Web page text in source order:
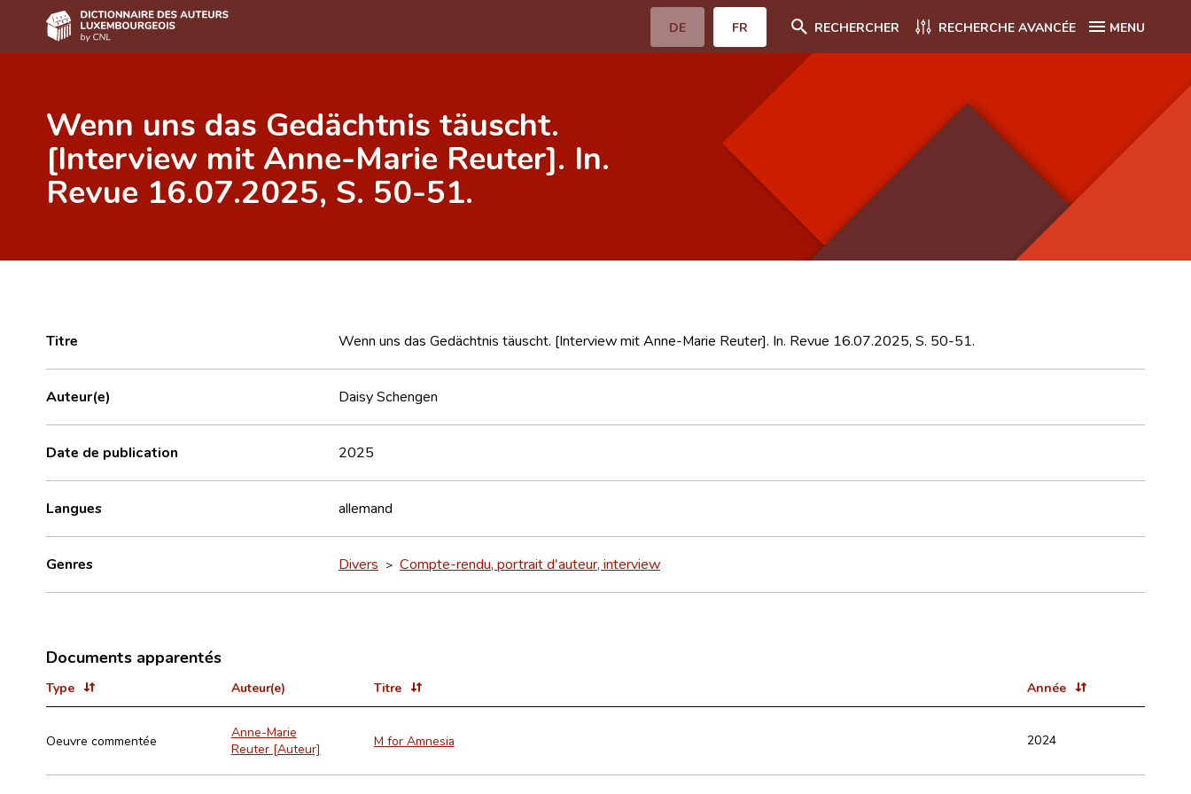
DE FR RECHERCHER RECHERCHE AVANCÉE MENU
Auteur(e)s A-Z
Recherche avancée
Foire aux questions
Équipe scientifique
Wenn uns das Gedächtnis täuscht.
[Interview mit Anne-Marie Reuter]. In.
Revue 16.07.2025, S. 50-51.
Titre Wenn uns das Gedächtnis täuscht. [Interview mit Anne-Marie Reuter]. In. Revue 16.07.2025, S. 50-51.
Auteur(e) Daisy Schengen
Date de publication 2025
Langues allemand
Genres Divers > Compte-rendu, portrait d'auteur, interview
Documents apparentés
Type Auteur(e) Titre Année
Oeuvre commentée
Anne-Marie
Reuter [Auteur]
M for Amnesia 2024